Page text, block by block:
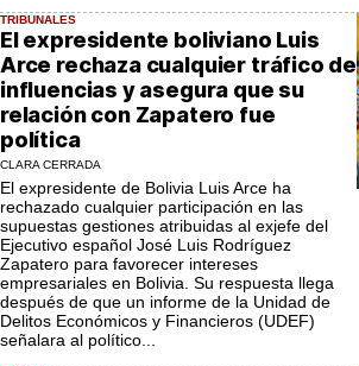
TRIBUNALES
El expresidente boliviano Luis
Arce rechaza cualquier tráfico de
influencias y asegura que su
relación con Zapatero fue
política
CLARA CERRADA
El expresidente de Bolivia Luis Arce ha
rechazado cualquier participación en las
supuestas gestiones atribuidas al exjefe del
Ejecutivo español José Luis Rodríguez
Zapatero para favorecer intereses
empresariales en Bolivia. Su respuesta llega
después de que un informe de la Unidad de
Delitos Económicos y Financieros (UDEF)
señalara al político...